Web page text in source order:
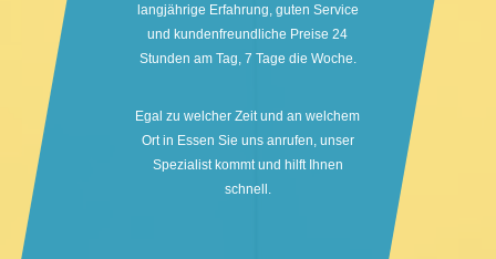
langjährige Erfahrung, guten Service
und kundenfreundliche Preise 24
Stunden am Tag, 7 Tage die Woche.
Egal zu welcher Zeit und an welchem
Ort in Essen Sie uns anrufen, unser
Spezialist kommt und hilft Ihnen
schnell.